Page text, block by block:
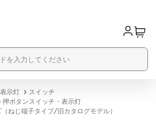
示灯
スイッチ
ボタンスイッチ・表示灯
ねじ端子タイプ/旧カタログモデル）